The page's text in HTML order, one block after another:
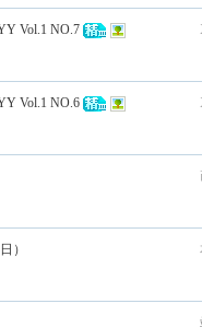
Vol.1 NO.7
Vol.1 NO.6
）